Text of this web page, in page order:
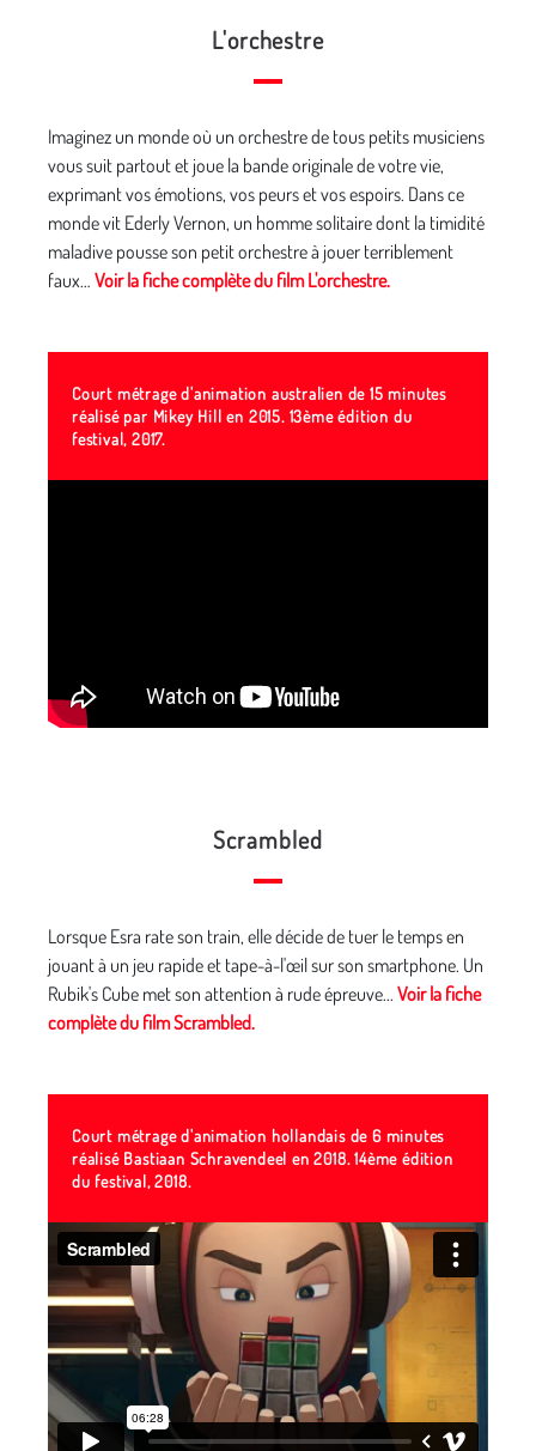
L'orchestre
Imaginez un monde où un orchestre de tous petits musiciens
vous suit partout et joue la bande originale de votre vie,
exprimant vos émotions, vos peurs et vos espoirs. Dans ce
monde vit Ederly Vernon, un homme solitaire dont la timidité
maladive pousse son petit orchestre à jouer terriblement
faux… Voir la fiche complète du film L'orchestre.
Court métrage d'animation australien de 15 minutes
réalisé par Mikey Hill en 2015. 13ème édition du
festival, 2017.
Scrambled
Lorsque Esra rate son train, elle décide de tuer le temps en
jouant à un jeu rapide et tape-à-l'œil sur son smartphone. Un
Rubik's Cube met son attention à rude épreuve... Voir la fiche
complète du film Scrambled.
Court métrage d'animation hollandais de 6 minutes
réalisé Bastiaan Schravendeel en 2018. 14ème édition
du festival, 2018.